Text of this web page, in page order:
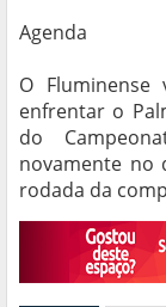
Agenda
O
enfrentar o
do
novamente no
rodada da